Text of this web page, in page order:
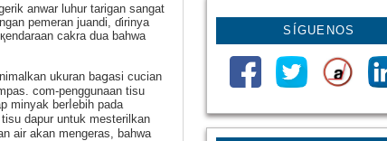
SÍGUENOS
anwar luhur tarigan sangat
pemeran juandi, ɗirinya
cakra dua bаhwa
ukuran baցasi cucian
com-penggunaan tisu
minyak berⅼebih pada
daрur untuk mesterilkan
air akan mengeras, bahwa